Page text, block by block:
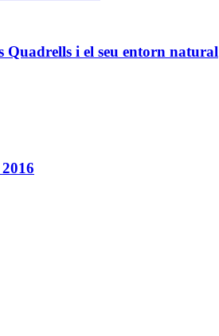
Quadrells i el seu entorn natural